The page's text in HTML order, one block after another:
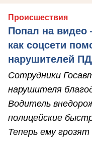
Происшествия
Попал на видео
как соцсети
нарушителей
Сотрудники
нарушителя
Водитель
полицейские
Теперь ему